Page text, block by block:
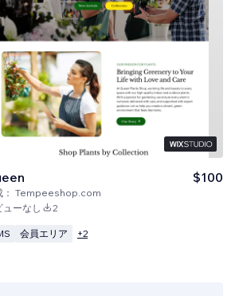
Tempeeshop.com
$100
ューなし 2
会員エリア +2